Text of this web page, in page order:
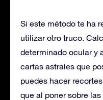
Si este método te ha
utilizar otro truco.
determinado ocular y
cartas astrales que
puedes hacer
que al poner sobre